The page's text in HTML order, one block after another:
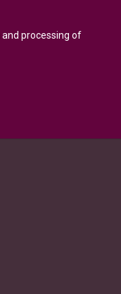
and processing of